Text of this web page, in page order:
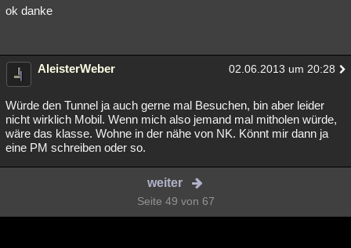
ok danke
AleisterWeber 02.06.2013 um 20:28
Würde den Tunnel ja auch gerne mal Besuchen, bin aber leider
nicht wirklich Mobil. Wenn mich also jemand mal mitholen würde,
wäre das klasse. Wohne in der nähe von NK. Könnt mir dann ja
eine PM schreiben oder so.
weiter
Seite 49 von 67